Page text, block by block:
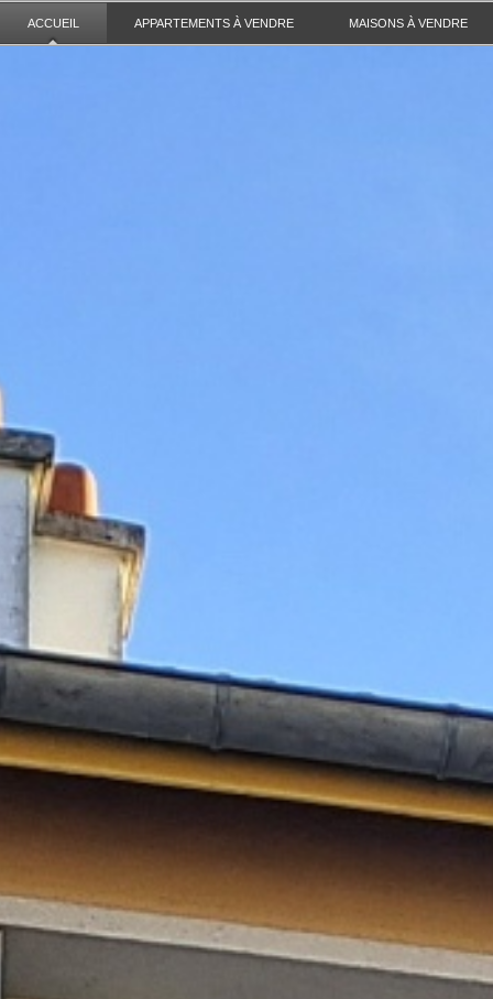
ACCUEIL APPARTEMENTS À VENDRE MAISONS À VENDRE